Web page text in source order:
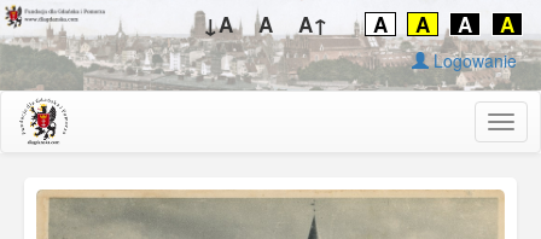
↓A A A↑ A A A A
Logowanie